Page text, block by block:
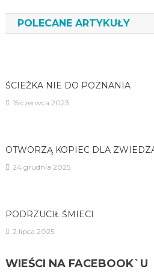
POLECANE ARTYKUŁY
ŚCIEŻKA NIE DO POZNANIA
15 czerwca 2023
OTWORZĄ KOPIEC DLA
24 grudnia 2025
PODRZUCIŁ ŚMIECI
2 lipca 2025
WIEŚCI NA FACEBOOK`U